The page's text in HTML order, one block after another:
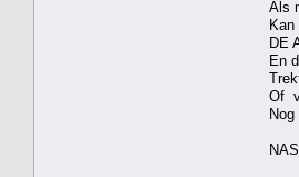
Als
DE
En
Of